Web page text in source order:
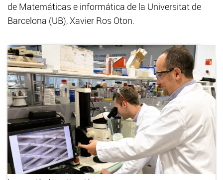
de Matemáticas e informática de la Universitat de
Barcelona (UB), Xavier Ros Oton.